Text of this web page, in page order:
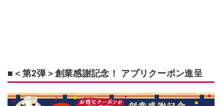
■＜第2弾＞創業感謝記念！ アプリクーポン進呈